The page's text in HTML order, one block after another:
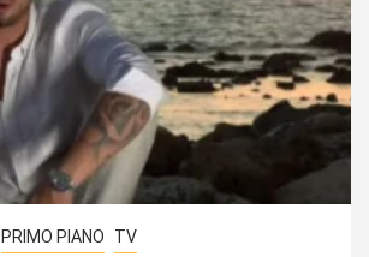
PRIMO PIANO TV